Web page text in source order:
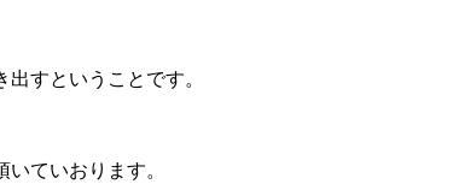
すということです。
ていおります。